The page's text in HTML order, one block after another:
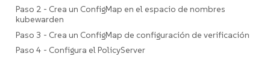
Paso 2 - Crea un ConfigMap en el espacio de nombres
kubewarden
Paso 3 - Crea un ConfigMap de configuración de verificación
Paso 4 - Configura el PolicyServer